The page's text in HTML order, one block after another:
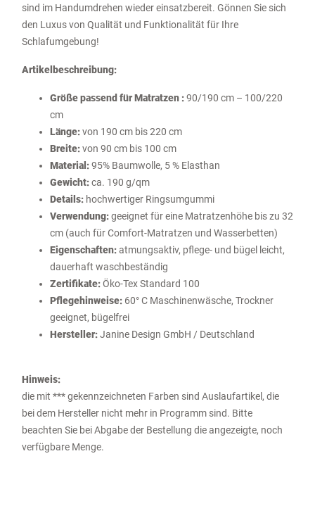
sind im Handumdrehen wieder einsatzbereit. Gönnen Sie sich
den Luxus von Qualität und Funktionalität für Ihre
Schlafumgebung!
Artikelbeschreibung:
Größe passend für Matratzen :90/190 cm – 100/220
cm
Länge:von 190 cm bis 220 cm
Breite:von 90 cm bis 100 cm
Material:95% Baumwolle, 5 % Elasthan
Gewicht:ca. 190 g/qm
Details: hochwertiger Ringsumgummi
Verwendung:geeignet für eine Matratzenhöhe bis zu 32
cm (auch für Comfort-Matratzen und Wasserbetten)
Eigenschaften:atmungsaktiv, pflege- und bügel leicht,
dauerhaft waschbeständig
Zertifikate:Öko-Tex Standard 100
Pflegehinweise: 60° C Maschinenwäsche, Trockner
geeignet, bügelfrei
Hersteller:Janine Design GmbH / Deutschland
Hinweis:
die mit *** gekennzeichneten Farben sind Auslaufartikel, die
bei dem Hersteller nicht mehr in Programm sind. Bitte
beachten Sie bei Abgabe der Bestellung die angezeigte, noch
verfügbare Menge.